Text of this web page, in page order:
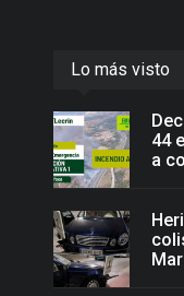
Lo más visto
44
a